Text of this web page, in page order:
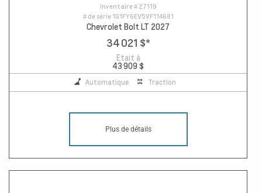
Inventaire # 27119
# de série 1G1FY6EV5VF114681
Chevrolet Bolt LT 2027
34 021 $*
Etait à
43 909 $
Automatique Traction
Plus de détails